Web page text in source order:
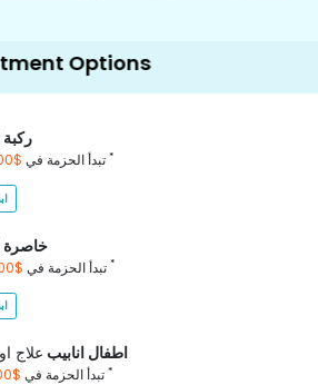
ركبة
تبدأ الحزمة في *
خاصرة
تبدأ الحزمة في *
اطفال انابيب علاج
تبدأ الحزمة في *